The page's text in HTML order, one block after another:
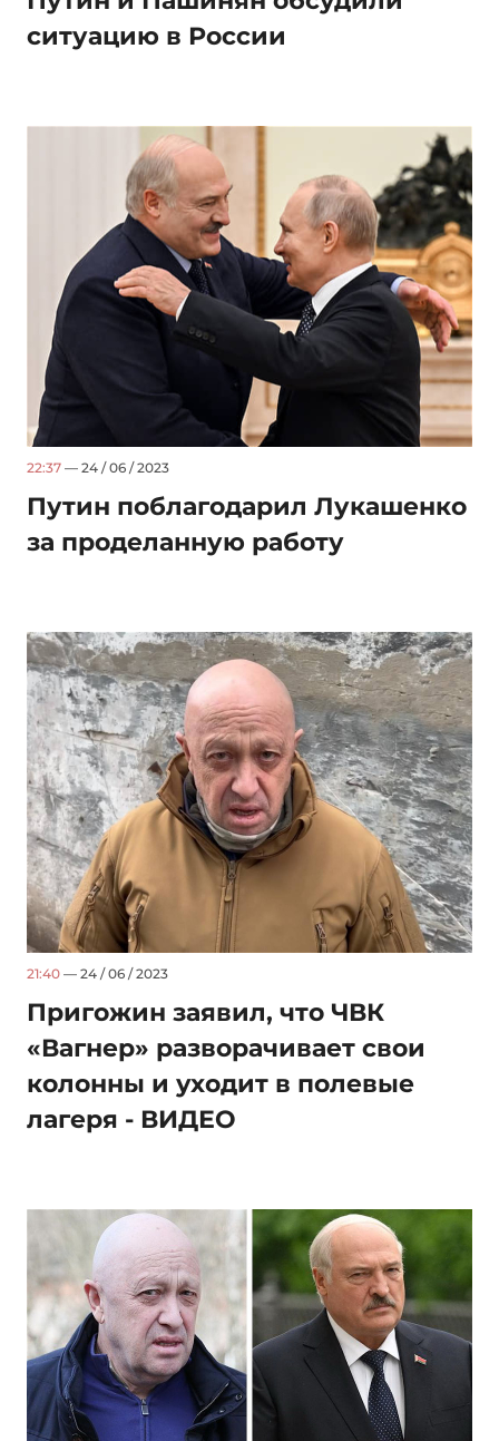
ситуацию в России
22:37 — 24 / 06 / 2023
Путин поблагодарил Лукашенко
за проделанную работу
21:40 — 24 / 06 / 2023
Пригожин заявил, что ЧВК
«Вагнер» разворачивает свои
колонны и уходит в полевые
лагеря - ВИДЕО